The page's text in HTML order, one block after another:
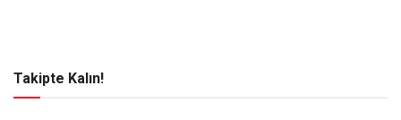
Takipte Kalın!